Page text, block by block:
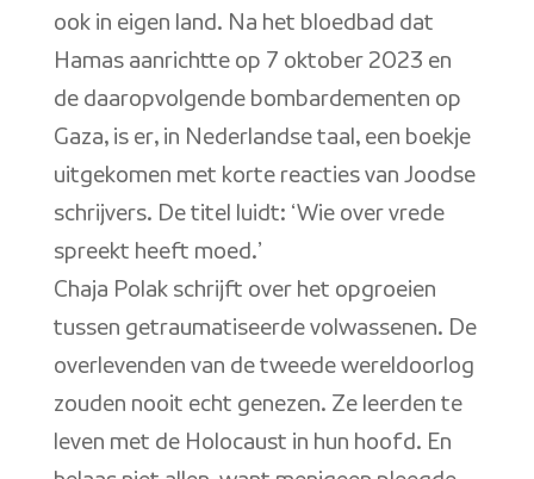
ook in eigen land. Na het bloedbad dat
Hamas aanrichtte op 7 oktober 2023 en
de daaropvolgende bombardementen op
Gaza, is er, in Nederlandse taal, een boekje
uitgekomen met korte reacties van Joodse
schrijvers. De titel luidt: ‘Wie over vrede
spreekt heeft moed.’
Chaja Polak schrijft over het opgroeien
tussen getraumatiseerde volwassenen. De
overlevenden van de tweede wereldoorlog
zouden nooit echt genezen. Ze leerden te
leven met de Holocaust in hun hoofd. En